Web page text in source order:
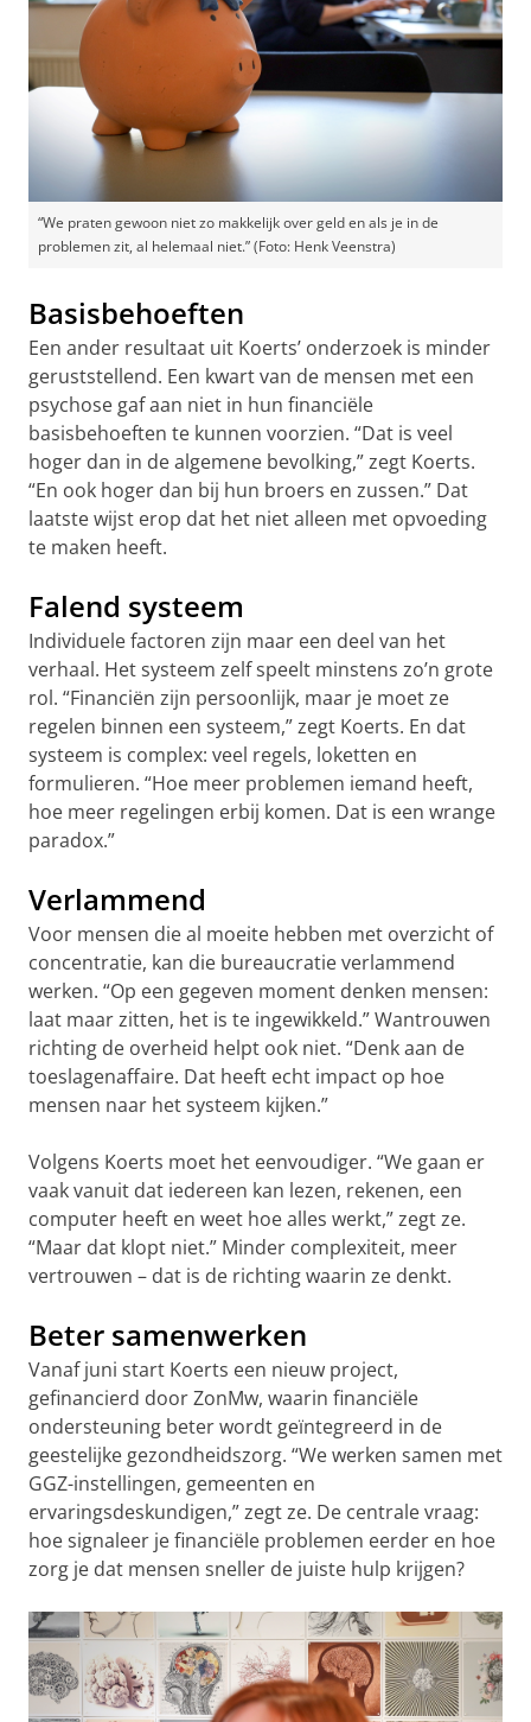
“We praten gewoon niet zo makkelijk over geld en als je in de
problemen zit, al helemaal niet.” (Foto: Henk Veenstra)
Basisbehoeften
Een ander resultaat uit Koerts’ onderzoek is minder
geruststellend. Een kwart van de mensen met een
psychose gaf aan niet in hun financiële
basisbehoeften te kunnen voorzien. “Dat is veel
hoger dan in de algemene bevolking,” zegt Koerts.
“En ook hoger dan bij hun broers en zussen.” Dat
laatste wijst erop dat het niet alleen met opvoeding
te maken heeft.
Falend systeem
Individuele factoren zijn maar een deel van het
verhaal. Het systeem zelf speelt minstens zo’n grote
rol. “Financiën zijn persoonlijk, maar je moet ze
regelen binnen een systeem,” zegt Koerts. En dat
systeem is complex: veel regels, loketten en
formulieren. “Hoe meer problemen iemand heeft,
hoe meer regelingen erbij komen. Dat is een wrange
paradox.”
Verlammend
Voor mensen die al moeite hebben met overzicht of
concentratie, kan die bureaucratie verlammend
werken. “Op een gegeven moment denken mensen:
laat maar zitten, het is te ingewikkeld.” Wantrouwen
richting de overheid helpt ook niet. “Denk aan de
toeslagenaffaire. Dat heeft echt impact op hoe
mensen naar het systeem kijken.”
Volgens Koerts moet het eenvoudiger. “We gaan er
vaak vanuit dat iedereen kan lezen, rekenen, een
computer heeft en weet hoe alles werkt,” zegt ze.
“Maar dat klopt niet.” Minder complexiteit, meer
vertrouwen – dat is de richting waarin ze denkt.
Beter samenwerken
Vanaf juni start Koerts een nieuw project,
gefinancierd door ZonMw, waarin financiële
ondersteuning beter wordt geïntegreerd in de
geestelijke gezondheidszorg. “We werken samen met
GGZ-instellingen, gemeenten en
ervaringsdeskundigen,” zegt ze. De centrale vraag:
hoe signaleer je financiële problemen eerder en hoe
zorg je dat mensen sneller de juiste hulp krijgen?